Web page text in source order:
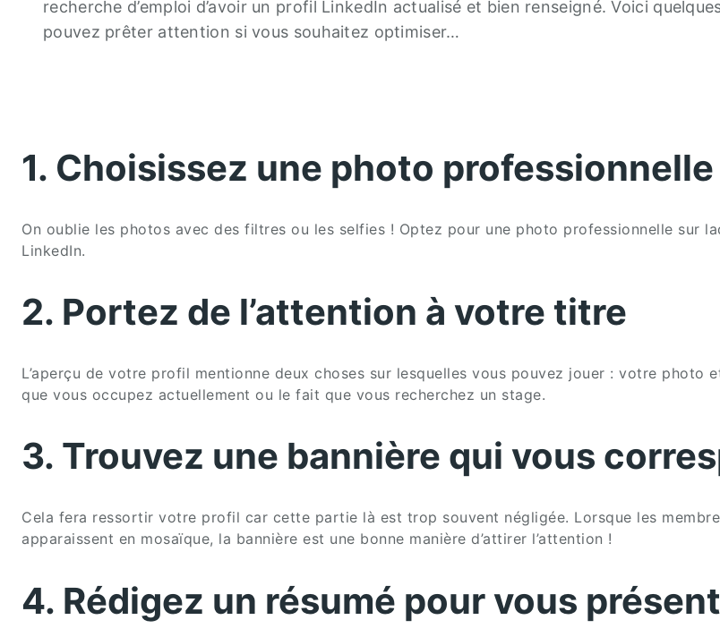
recherche d’emploi d’avoir un profil LinkedIn actualisé et bien renseigné. Voici
pouvez prêter attention si vous souhaitez optimiser…
1. Choisissez une photo
On oublie les photos avec des filtres ou les selfies ! Optez pour une photo professionnelle sur
LinkedIn.
2. Portez de l’attention à votre titre
L’aperçu de votre profil mentionne deux choses sur lesquelles vous pouvez jouer : votre
que vous occupez actuellement ou le fait que vous recherchez un stage.
3. Trouvez une bannière qui vous
Cela fera ressortir votre profil car cette partie là est trop souvent négligée. Lorsque les
apparaissent en mosaïque, la bannière est une bonne manière d’attirer l’attention !
4. Rédigez un résumé pour vous